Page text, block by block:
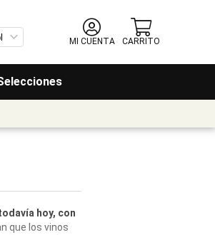
MI CUENTA
CARRITO
hoy, con
que los vinos